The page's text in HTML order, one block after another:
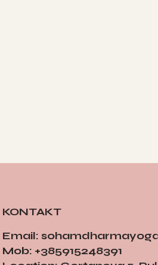
KONTAKT
Email:
Mob: +385915248391